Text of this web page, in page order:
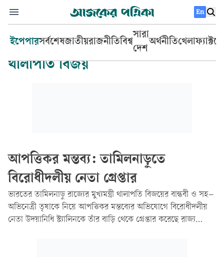
En
ইপেপারসর্বশেষজাতীয়রাজনীতিবিশ্ব
সারা
দেশ
অর্থনীতিখেলা
থালাপতি বিজয়
আপত্তিকর মন্তব্য: তামিলনাড়ুতে
বিরোধীদলীয় নেতা গ্রেপ্তার
ভারতের তামিলনাড়ু রাজ্যের মুখ্যমন্ত্রী থালাপতি বিজয়ের বান্ধবী ও সহ–
অভিনেত্রী তৃষাকে নিয়ে আপত্তিকর মন্তব্যের অভিযোগে বিরোধীদলীয়
নেতা উদয়ানিধি স্ট্যালিনকে তাঁর বাড়ি থেকে গ্রেপ্তার করেছে রাজ্য